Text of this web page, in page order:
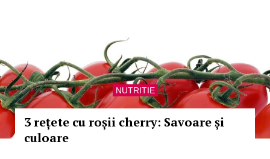
NUTRITIE
3 rețete cu roșii cherry: Savoare și
culoare